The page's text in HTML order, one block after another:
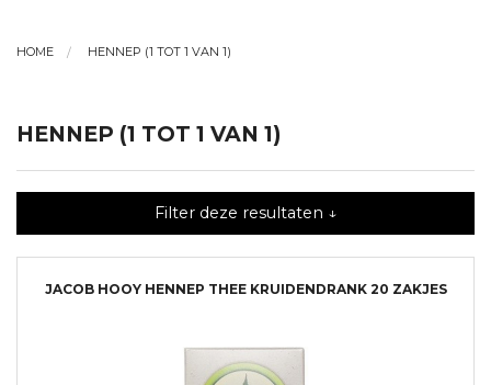
HOME HENNEP (1 TOT 1 VAN 1)
HENNEP (1 TOT 1 VAN 1)
Filter deze resultaten ↓
JACOB HOOY HENNEP THEE KRUIDENDRANK 20 ZAKJES